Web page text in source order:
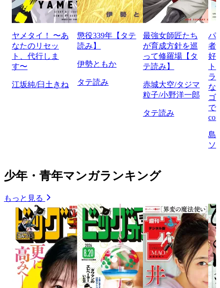
ヤメタイ！ 〜あ
なたのリセッ
ト、代行しま
す〜
江坂純/臼土きね
懲役339年【タテ
読み】
伊勢ともか
タテ読み
最強女師匠たち
が育成方針を巡
って修羅場【タ
テ読み】
赤城大空/タジマ
粒子/小野洋一郎
タテ読み
パ
者
好
ト
ラ
な
ゴ
で
島
ソ
少年・青年マンガランキング
もっと見る